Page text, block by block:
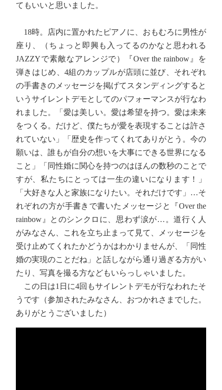
てもいいと思いました。
18時。店内に置かれたピアノに、おもむろに男性が
座り、（ちょっと即興も入ってるのかなと思われる
JAZZYで素敵なアレンジで）『Over the rainbow』を
弾きはじめ、4組のカップルが店頭に並び、それぞれ
の手書きのメッセージを掲げてスタンディングすると
いうサイレントデモとしてのパフォーマンスが行なわ
れました。「愛は美しい。愛は希望を持つ。愛は未来
をつくる。だけど、僕たちが愛を表現することは許さ
れていない」「歴史を作ってくれてありがとう。今の
願いは、誰もが自分の想いを大事にできる世界になる
こと」「同性婚に関心を持つのはほんの数秒のことで
すが、私たちにとっては一生の違いになります！」
「大好きな人と家族になりたい。それだけです」…そ
れぞれの方が手書きで書いたメッセージと『Over the
rainbow』とのシンクロに、思わず涙が…。道行く人
がみなさん、これを立ち止まって見て、メッセージを
受け止めてくれたかどうかはわかりませんが、「同性
婚の実現のことだね」と話しながら通り過ぎる方がい
たり、写真を撮る方などもいらっしゃいました。
この日は1日に4回もサイレントデモが行なわれたそ
うです（参加されたみなさん、おつかれさまでした。
ありがとうございました）